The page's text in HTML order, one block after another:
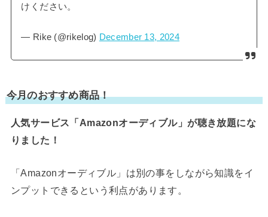
けください。
— Rike (@rikelog) December 13, 2024
今月のおすすめ商品！
人気サービス「Amazonオーディブル」が聴き放題にな
りました！
「Amazonオーディブル」は別の事をしながら知識をイ
ンプットできるという利点があります。